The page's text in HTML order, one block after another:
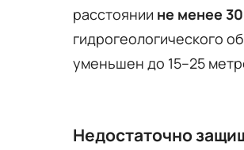
расстоянии не менее
гидрогеологического
уменьшен до 15–25
Недостаточно